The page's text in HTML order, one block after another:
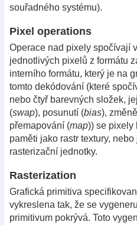
souřadného systému).
Pixel operations
Operace nad pixely spočívají
jednotlivých pixelů z formátu
interního formátu, který je na
tomto dekódování (které
nebo čtyř barevných složek,
(swap), posunutí (bias),
přemapování (map)) se pixely
paměti jako rastr textury,
rasterizační jednotky.
Rasterization
Grafická primitiva
vykreslena tak, že se
primitivum pokrývá. Toto